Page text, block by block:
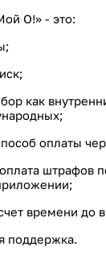
О!» - это:
как
оплаты
штрафов
времени до
поддержка.